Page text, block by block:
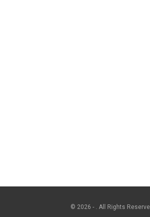
© 2026 - . All Rights